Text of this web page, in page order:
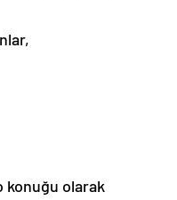
konuğu olarak